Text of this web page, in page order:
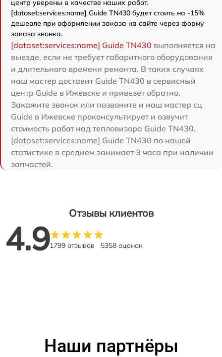
центр уверены в качестве наших работ.
[dataset:services:name] Guide TN430 будет стоить на -15%
дешевле при оформлении заказа на сайте через форму
заказа звонка.
[dataset:services:name] Guide TN430 выполняется на
выезде, если не требует габаритного оборудования
и длительного времени ремонта. В таких случаях
наш мастер доставит Guide TN430 в сервисный
центр Guide в Ижевске и привезет обратно.
Закажите звонок или позвоните и наш мастер сц
Guide в Ижевске проконсультирует и озвучит
стоимость работ над тепловизора Guide TN430.
[dataset:services:name] Guide TN430 по нашей
статистике в среднем занимает 3 часа при наличии
запчастей.
Отзывы клиентов
4.91799 отзывов 5358 оценок
Наши партнёры